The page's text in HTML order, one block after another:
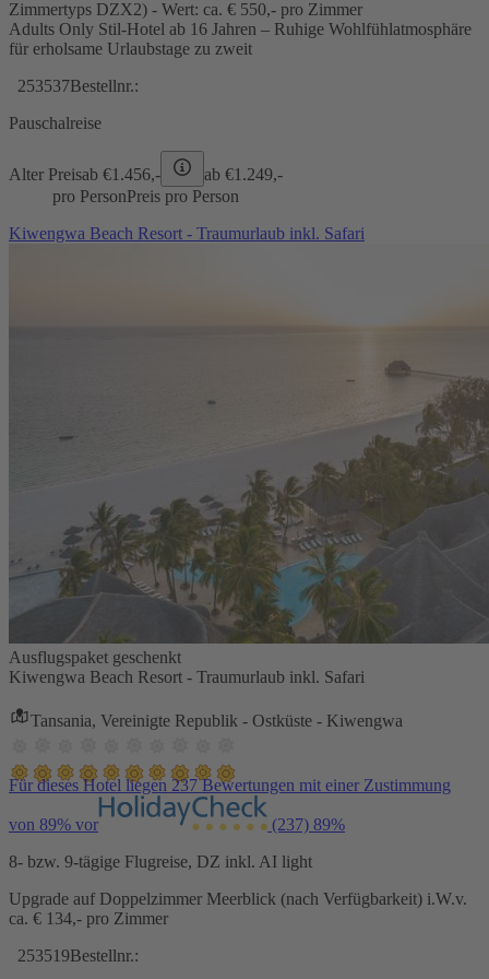
Zimmertyps DZX2) - Wert: ca. € 550,- pro Zimmer
Adults Only Stil-Hotel ab 16 Jahren – Ruhige Wohlfühlatmosphäre
für erholsame Urlaubstage zu zweit
253537Bestellnr.:
Pauschalreise
Alter Preisab €1.456,- ab €1.249,-
pro PersonPreis pro Person
Kiwengwa Beach Resort - Traumurlaub inkl. Safari
Ausflugspaket geschenkt
Kiwengwa Beach Resort - Traumurlaub inkl. Safari
Tansania, Vereinigte Republik - Ostküste - Kiwengwa
Für dieses Hotel liegen 237 Bewertungen mit einer Zustimmung
von 89% vor (237) 89%
8- bzw. 9-tägige Flugreise, DZ inkl. AI light
Upgrade auf Doppelzimmer Meerblick (nach Verfügbarkeit) i.W.v.
ca. € 134,- pro Zimmer
253519Bestellnr.: